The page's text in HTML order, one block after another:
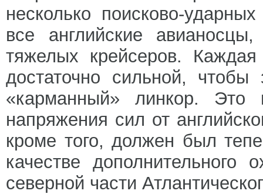
несколько поисково-
все английские
тяжелых крейсеров.
достаточно сильной,
«карманный» линкор. Это
напряжения сил от
кроме того, должен был
качестве дополнительного
северной части